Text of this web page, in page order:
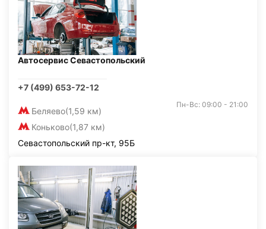
Автосервис Севастопольский
+7 (499) 653-72-12
Беляево(1,59 км)
Коньково(1,87 км)
Пн-Вс: 09:00 - 21:00
Севастопольский пр-кт, 95Б